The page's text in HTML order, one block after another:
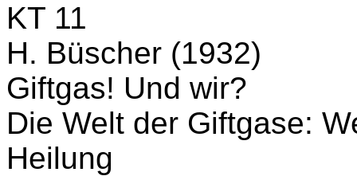
KT 11
H. Büscher (1932)
Giftgas! Und wir?
Die Welt der Giftgase:
Heilung